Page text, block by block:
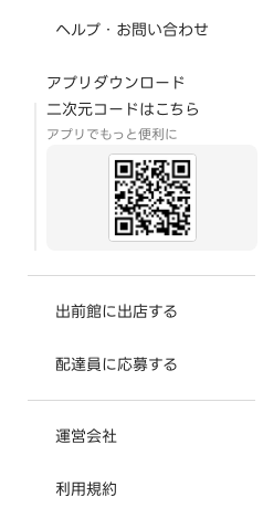
ヘルプ・お問い合わせ
アプリダウンロード
二次元コードはこちら
アプリでもっと便利に
出前館に出店する
配達員に応募する
運営会社
利用規約